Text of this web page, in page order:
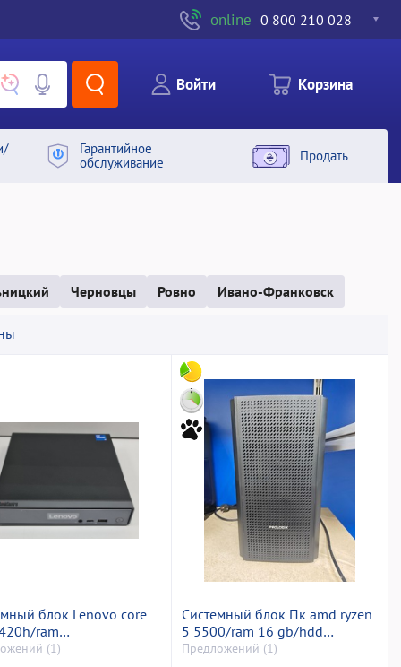
online 0 800 210 028
Войти Корзина
Гарантийное
обслуживание
Продать
Черновцы Ровно Ивано-Франковск
блок Lenovo core
ram
(1)
Системный блок Пк amd ryzen
5 5500/ram 16 gb/hdd
відсутній/ssd 256 gb/
Предложений (1)